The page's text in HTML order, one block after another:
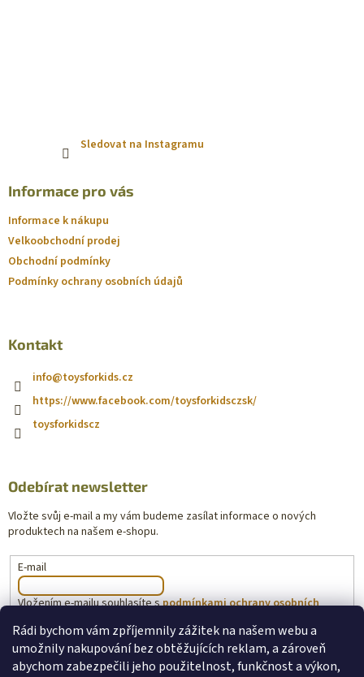
Rádi bychom vám zpříjemnily zážitek na našem webu a
umožnily nakupování bez obtěžujících reklam, a zároveň
abychom zabezpečili jeho použitelnost, funkčnost a výkon,
Sledovat na Instagramu
Informace pro vás
Informace k nákupu
Velkoobchodní prodej
Obchodní podmínky
Podmínky ochrany osobních údajů
Kontakt
info@toysforkids.cz
https://www.facebook.com/toysforkidsczsk/
toysforkidscz
Odebírat newsletter
Vložte svůj e-mail a my vám budeme zasílat informace o nových
produktech na našem e-shopu.
E-mail
Vložením e-mailu souhlasíte spodmínkami ochrany osobních
PŘIHLÁSIT SE